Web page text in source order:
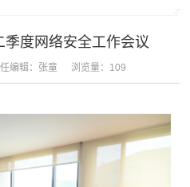
度网络安全工作会议
编辑：张童 浏览量： 109